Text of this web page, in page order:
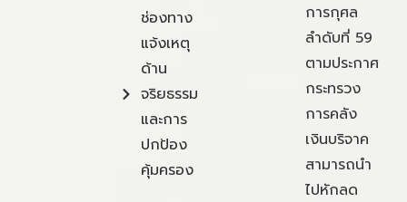
ช่องทาง
แจ้งเหตุ
ด้าน
จริยธรรม
และการ
ปกป้อง
คุ้มครอง
การกุศล
ลำดับที่ 59
ตามประกาศ
กระทรวง
การคลัง
เงินบริจาค
สามารถนำ
ไปหักลด